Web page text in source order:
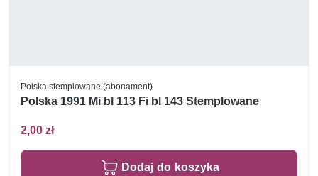
Polska stemplowane (abonament)
Polska 1991 Mi bl 113 Fi bl 143 Stemplowane
2,00 zł
Dodaj do koszyka